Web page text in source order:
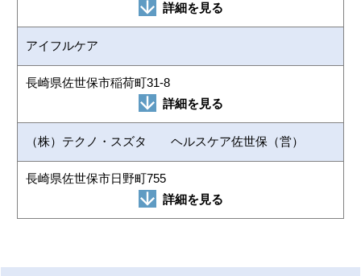
詳細を見る
アイフルケア
長崎県佐世保市稲荷町31-8
詳細を見る
（株）テクノ・スズタ ヘルスケア佐世保（営）
長崎県佐世保市日野町755
詳細を見る